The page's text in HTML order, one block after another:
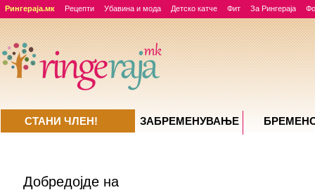
Рингераја.мк Рецепти Убавина и мода Детско катче Фит За Рингераја
Добредојде на
СТАНИ ЧЛЕН! ЗАБРЕМЕНУВАЊE